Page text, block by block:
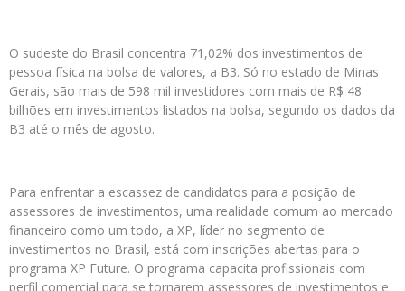
O sudeste do Brasil concentra 71,02% dos investimentos de
pessoa física na bolsa de valores, a B3. Só no estado de Minas
Gerais, são mais de 598 mil investidores com mais de R$ 48
bilhões em investimentos listados na bolsa, segundo os dados da
B3 até o mês de agosto.
Para enfrentar a escassez de candidatos para a posição de
assessores de investimentos, uma realidade comum ao mercado
financeiro como um todo, a XP, líder no segmento de
investimentos no Brasil, está com inscrições abertas para o
programa XP Future. O programa capacita profissionais com
perfil comercial para se tornarem assessores de investimentos e